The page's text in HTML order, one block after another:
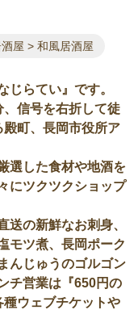
酒屋 > 和風居酒屋
じらてい』です。
信号を右折して徒
町、長岡市役所ア
選した食材や地酒を
にツクツクショップ
送の新鮮なお刺身、
モツ煮、長岡ポーク
んじゅうのゴルゴン
チ営業は『650円の
ウェブチケットや